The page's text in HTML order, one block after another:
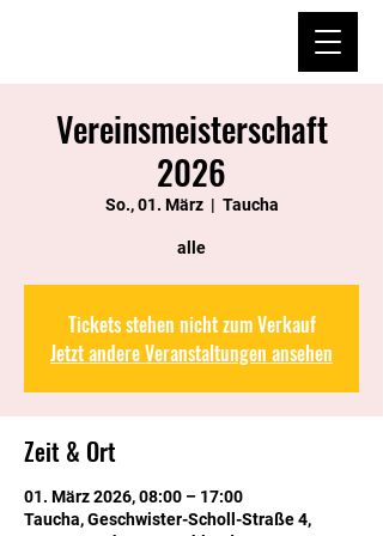
Vereinsmeisterschaft
2026
So., 01. März
  |
Taucha
alle
Tickets stehen nicht zum Verkauf
Jetzt andere Veranstaltungen ansehen
Zeit & Ort
01. März 2026, 08:00 – 17:00
Taucha, Geschwister-Scholl-Straße 4,